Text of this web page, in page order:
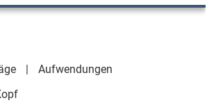
Aufwendungen